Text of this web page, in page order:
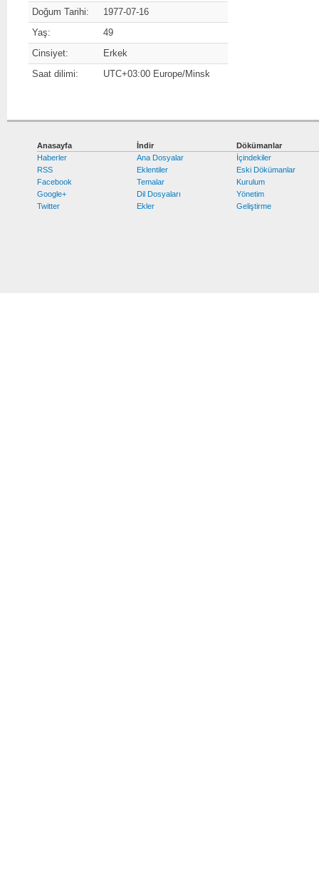
Doğum Tarihi:
1977-07-16
Yaş:
49
Cinsiyet:
Erkek
Saat dilimi:
UTC+03:00 Europe/Minsk
Anasayfa
Haberler
RSS
Facebook
Google+
Twitter
İndir
Ana Dosyalar
Eklentiler
Temalar
Dil Dosyaları
Ekler
Dökümanlar
İçindekiler
Eski Dökümanlar
Kurulum
Yönetim
Geliştirme